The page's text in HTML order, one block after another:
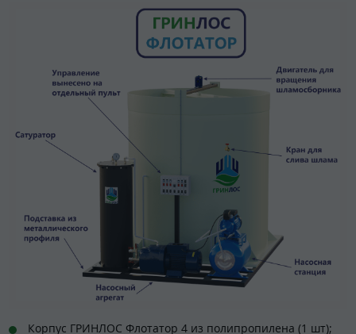
Корпус ГРИНЛОС Флотатор 4 из полипропилена (1 шт);